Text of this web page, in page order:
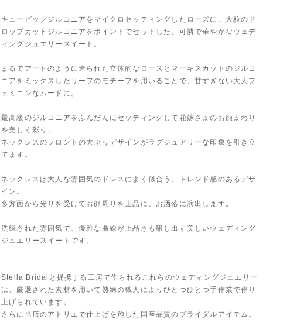
キュービックジルコニアをマイクロセッティングしたローズに、大粒のド
ロップカットジルコニアをポイントでセットした、可憐で華やかなウェデ
ィングジュエリースイート。
まるでアートのように造られた立体的なローズとマーキスカットのジルコ
ニアをミックスしたリーフのモチーフを用いることで、甘すぎない大人フ
ェミニンなムードに。
最高級のジルコニアをふんだんにセッティングして花嫁さまのお顔まわり
を美しく彩り、
ネックレスのフロントの大ぶりデザインがラグジュアリーな印象を引き立
てます。
ネックレスは大人な雰囲気のドレスによく似合う、トレンド感のあるデザ
イン。
多方面から光りを受けてお顔周りを上品に、お洒落に演出します。
洗練された雰囲気で、優雅な曲線が上品さも醸し出す美しいウェディング
ジュエリースイートです。
Stella Bridalと提携する工房で作られるこれらのウェディングジュエリー
は、厳選された素材を用いて熟練の職人によりひとつひとつ手作業で作り
上げられています。
さらに当店のアトリエで仕上げを施した国産品質のブライダルアイテム。